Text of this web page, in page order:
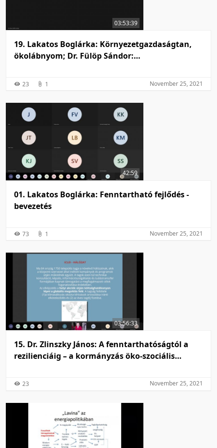
03:53:39
19. Lakatos Boglárka: Környezetgazdaságtan,
ökolábnyom; Dr. Fülöp Sándor:
23 1 November 25, 2021
42:59
01. Lakatos Boglárka: Fenntartható fejlődés -
bevezetés
73 1 November 25, 2021
03:56:33
15. Dr. Zlinszky János: A fenntarthatóságtól a
rezilienciáig – a kormányzás öko-szociális
23 November 25, 2021